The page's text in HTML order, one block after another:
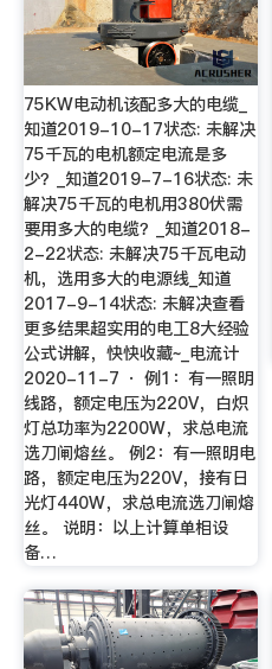
75KW电动机该配多大的电缆_
知道2019-10-17状态: 未解决
75千瓦的电机额定电流是多
少？_知道2019-7-16状态: 未
解决75千瓦的电机用380伏需
要用多大的电缆？_知道2018-
2-22状态: 未解决75千瓦电动
机，选用多大的电源线_知道
2017-9-14状态: 未解决查看
更多结果超实用的电工8大经验
公式讲解，快快收藏~_电流计
2020-11-7 · 例1：有一照明
线路，额定电压为220V，白炽
灯总功率为2200W，求总电流
选刀闸熔丝。 例2：有一照明电
路，额定电压为220V，接有日
光灯440W，求总电流选刀闸熔
丝。 说明：以上计算单相设
备…